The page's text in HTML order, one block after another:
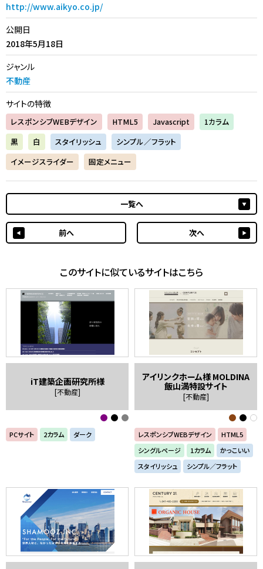
http://www.aikyo.co.jp/
公開日
2018年5月18日
ジャンル
不動産
サイトの特徴
レスポンシブWEBデザイン HTML5 Javascript
1カラム
黒
白 スタイリッシュ
シンプル／フラット
イメージスライダー
固定メニュー
前へ
一覧へ
次へ
このサイトに似ているサイトはこちら
iT建築企画研究所様
[不動産]
PCサイト 2カラム ダーク
アイリンクホーム様 MOLDINA
飯山満特設サイト
[不動産]
レスポンシブWEBデザイン
HTML5
シングルページ
1カラム
かっこいい
スタイリッシュ
シンプル／フラット